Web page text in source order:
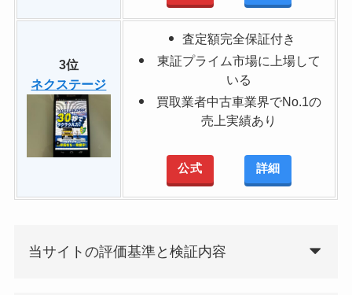
3位
ネクステージ
査定額完全保証付き
東証プライム市場に上場して
いる
買取業者中古車業界でNo.1の
売上実績あり
公式 詳細
当サイトの評価基準と検証内容